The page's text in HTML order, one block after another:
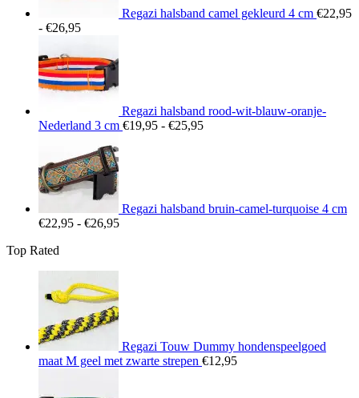
Regazi halsband camel gekleurd 4 cm €22,95
- €26,95Prijsklasse:
tot
€26,95
Regazi halsband rood-wit-blauw-oranje-
Nederland 3 cm €19,95 - €25,95Prijsklasse:
Regazi halsband bruin-camel-turquoise 4 cm
€22,95 - €26,95Prijsklasse:
Top Rated
Regazi Touw Dummy hondenspeelgoed
maat M geel met zwarte strepen €12,95